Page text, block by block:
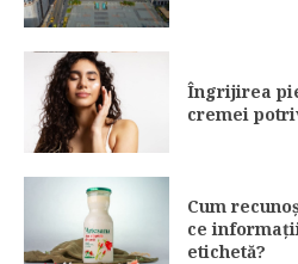
Îngrijirea
cremei
Cum
ce
etichetă?